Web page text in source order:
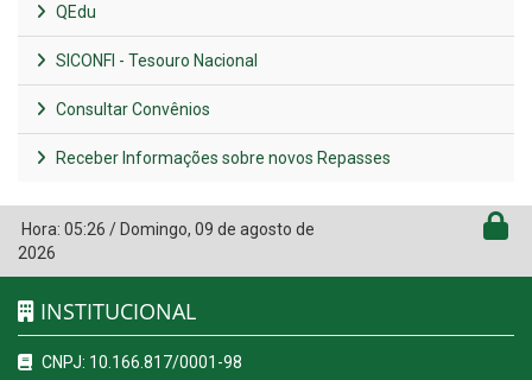
QEdu
SICONFI - Tesouro Nacional
Consultar Convênios
Receber Informações sobre novos Repasses
Hora: 05:26 / Domingo, 09 de agosto de
2026
INSTITUCIONAL
CNPJ: 10.166.817/0001-98